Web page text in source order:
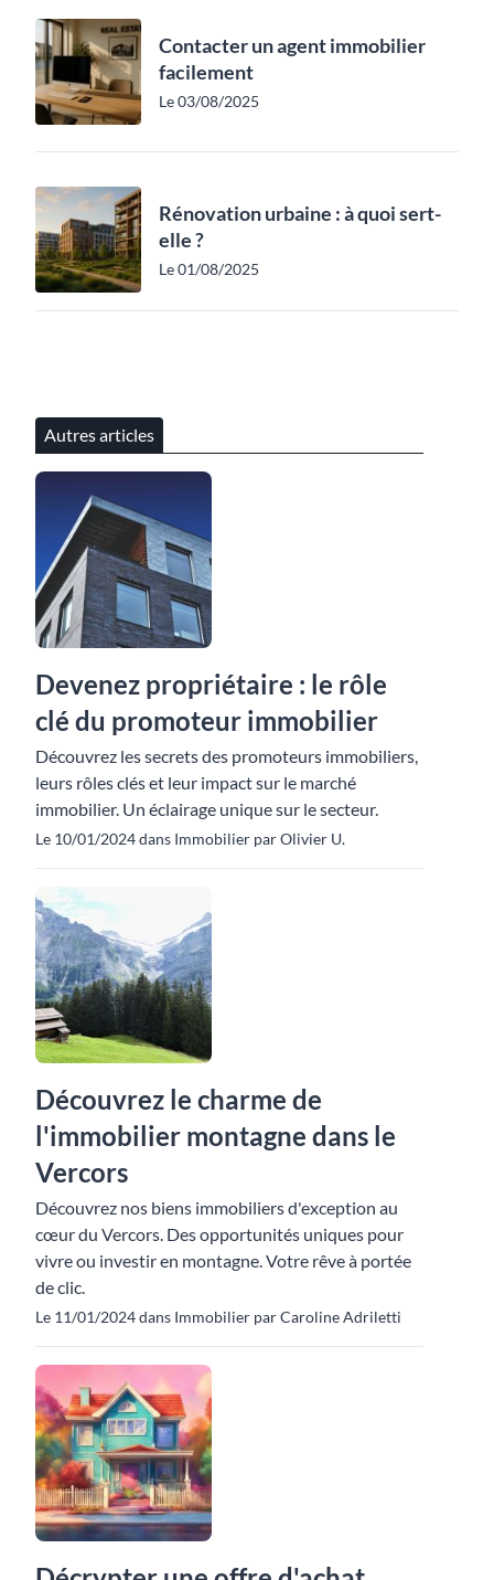
Contacter un agent immobilier
facilement
Le 03/08/2025
Rénovation urbaine : à quoi sert-
elle ?
Le 01/08/2025
Autres articles
Devenez propriétaire : le rôle
clé du promoteur immobilier
Découvrez les secrets des promoteurs immobiliers,
leurs rôles clés et leur impact sur le marché
immobilier. Un éclairage unique sur le secteur.
Le 10/01/2024 dans Immobilier par Olivier U.
Découvrez le charme de
l'immobilier montagne dans le
Vercors
Découvrez nos biens immobiliers d'exception au
cœur du Vercors. Des opportunités uniques pour
vivre ou investir en montagne. Votre rêve à portée
de clic.
Le 11/01/2024 dans Immobilier par Caroline Adriletti